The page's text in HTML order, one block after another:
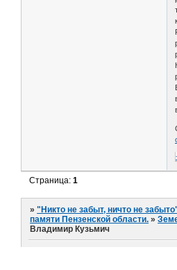
Страница:1
»"Никто не забыт, ничто не
памяти Пензенской области. »
Владимир Кузьмич